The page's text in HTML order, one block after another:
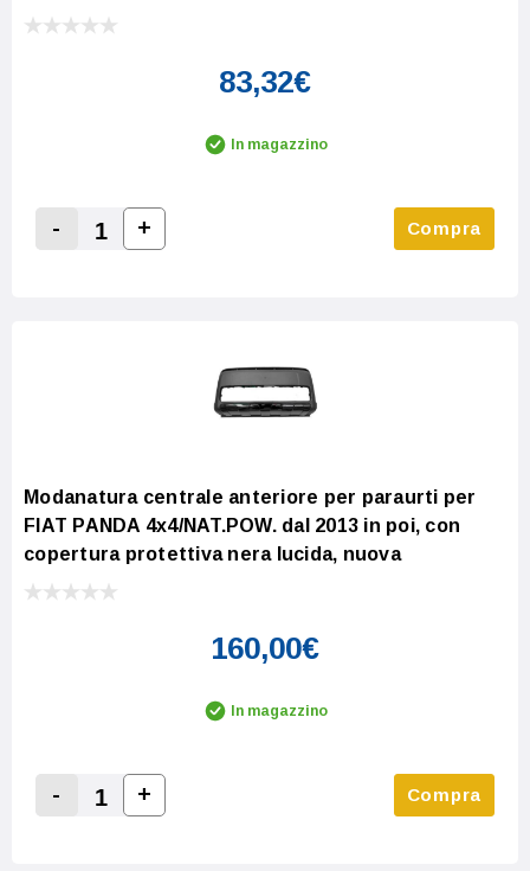
83,32€
In magazzino
Decrease Quantity:
-
Increase Quantity:
+ Compra
Modanatura centrale anteriore per paraurti per
FIAT PANDA 4x4/NAT.POW. dal 2013 in poi, con
copertura protettiva nera lucida, nuova
160,00€
In magazzino
Decrease Quantity:
-
Increase Quantity:
+ Compra